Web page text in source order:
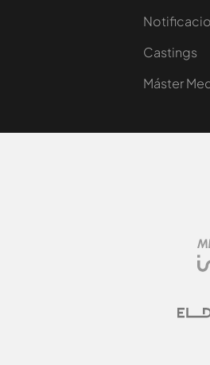
Castings
Máster